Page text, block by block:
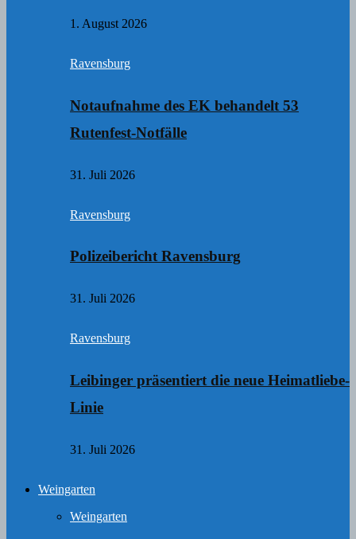
1. August 2026
Ravensburg
Notaufnahme des EK behandelt 53
Rutenfest-Notfälle
31. Juli 2026
Ravensburg
Polizeibericht Ravensburg
31. Juli 2026
Ravensburg
Leibinger präsentiert die neue Heimatliebe-
Linie
31. Juli 2026
Weingarten
Weingarten